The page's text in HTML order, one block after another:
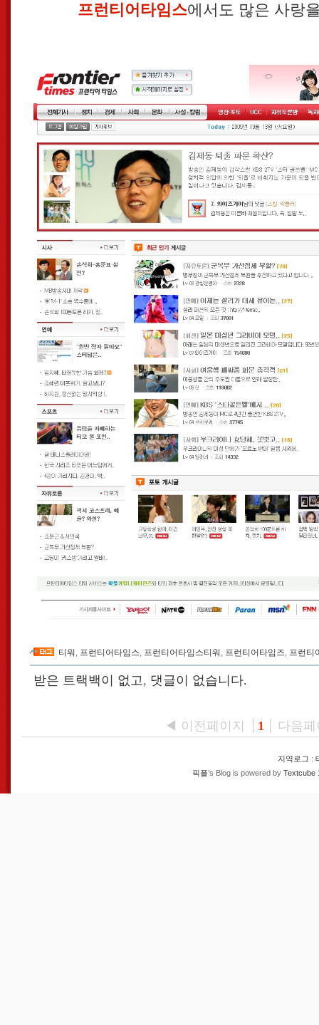
프런티어타임스에서도 많은 사랑
티워 , 프런티어타임스, 프런티어타임스티워 , 프런티어타임즈, 프런티
받은 트랙백이 없고, 댓글이 없습니다.
◀ 이전페이지 1 다음
지역로그 :
픽플’s Blog is powered by Textcube